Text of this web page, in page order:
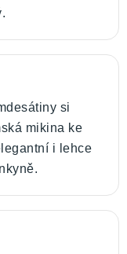
si
mikina ke
i lehce